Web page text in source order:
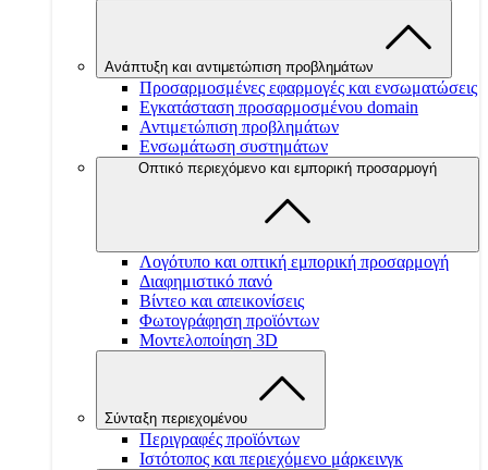
Ανάπτυξη και αντιμετώπιση προβλημάτων
Προσαρμοσμένες εφαρμογές και ενσωματώσεις
Εγκατάσταση προσαρμοσμένου domain
Αντιμετώπιση προβλημάτων
Ενσωμάτωση συστημάτων
Οπτικό περιεχόμενο και εμπορική προσαρμογή
Λογότυπο και οπτική εμπορική προσαρμογή
Διαφημιστικό πανό
Βίντεο και απεικονίσεις
Φωτογράφηση προϊόντων
Μοντελοποίηση 3D
Σύνταξη περιεχομένου
Περιγραφές προϊόντων
Ιστότοπος και περιεχόμενο μάρκεινγκ